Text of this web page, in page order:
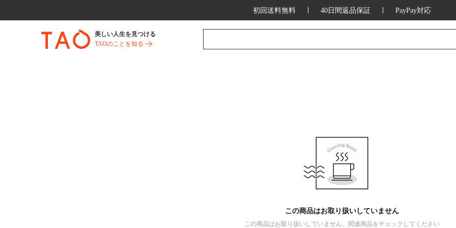
初回送料無料 40日間返品保証 PayPay対応
美しい人生を見つける
TAOのことを知る
この商品はお取り扱いしていません
この商品はお取り扱いしていません、関連商品をチェックしてください